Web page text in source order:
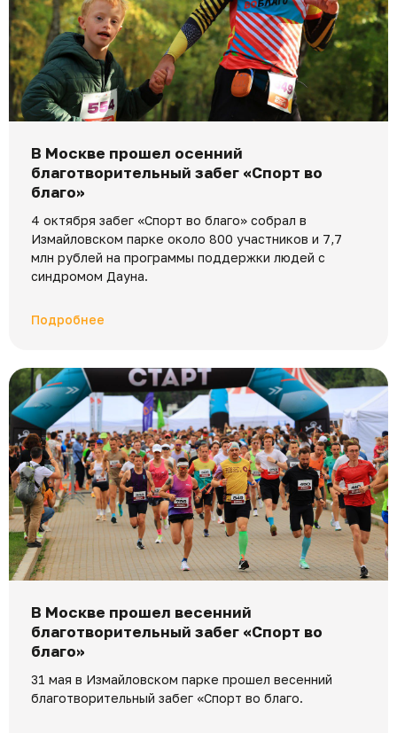
В Москве прошел осенний
благотворительный забег «Спорт во
благо»
4 октября забег «Спорт во благо» собрал в
Измайловском парке около 800 участников и 7,7
млн рублей на программы поддержки людей с
синдромом Дауна.
Подробнее
В Москве прошел весенний
благотворительный забег «Спорт во
благо»
31 мая в Измайловском парке прошел весенний
благотворительный забег «Спорт во благо.